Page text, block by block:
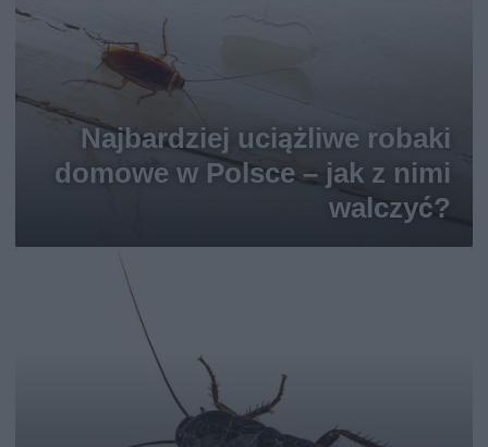
Najbardziej uciążliwe robaki
domowe w Polsce – jak z nimi
walczyć?